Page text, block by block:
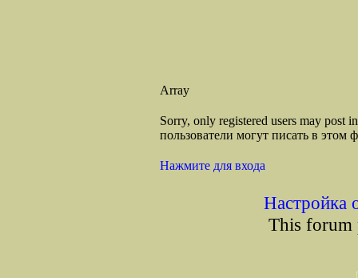
Array
Sorry, only registered users may post
пользователи могут писать в этом
Нажмите для входа
Настройка
This